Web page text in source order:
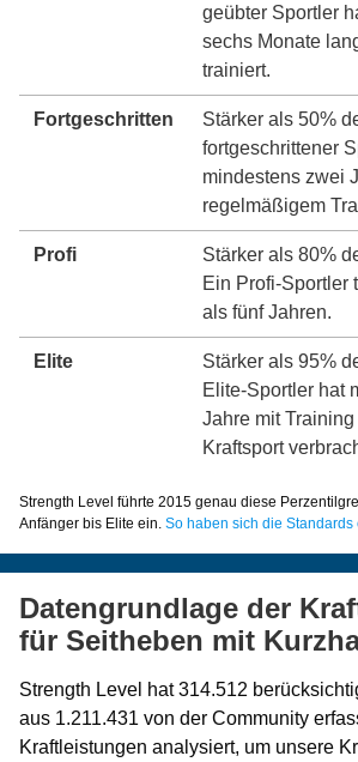
geübter Sportler
sechs Monate
trainiert.
Fortgeschritten
Stärker als 50%
fortgeschrittener
mindestens zwei
regelmäßigem
Profi
Stärker als 80%
Ein Profi-Sportler
als fünf Jahren.
Elite
Stärker als 95%
Elite-Sportler hat
Jahre mit
Kraftsport
Strength Level führte 2015 genau diese
Anfänger bis Elite ein. So haben sich die Standards
Datengrundlage der
für Seitheben mit
Strength Level hat 314.512
aus 1.211.431 von der Community
Kraftleistungen analysiert, um unsere